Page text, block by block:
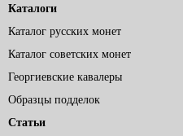
Каталоги
Каталог русских монет
Каталог советских монет
Георгиевские кавалеры
Образцы подделок
Статьи